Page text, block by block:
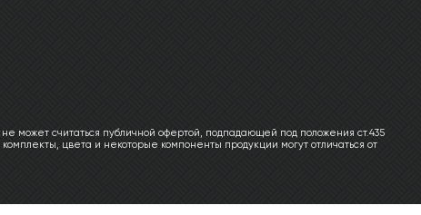
может считаться публичной офертой, подпадающей под положения ст.435
цвета и некоторые компоненты продукции могут отличаться от